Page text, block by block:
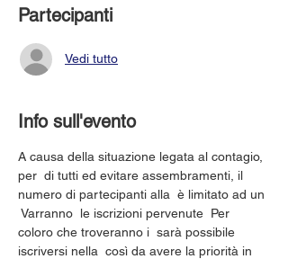
Partecipanti
Vedi tutto
Info sull'evento
A causa della situazione legata al contagio,
per di tutti ed evitare assembramenti, il
numero di partecipanti alla è limitato ad un
Varranno le iscrizioni pervenute Per
coloro che troveranno i sarà possibile
iscriversi nella così da avere la priorità in